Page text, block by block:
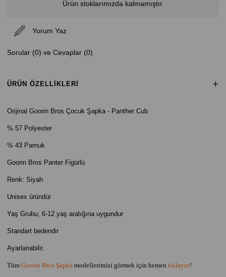
Ürün stoklarımızda kalmamıştır.
Yorum Yaz
Sorular (0) ve Cevaplar (0)
ÜRÜN ÖZELLIKLERI
Orijinal Goorin Bros Çocuk Şapka - Panther Cub
% 57 Polyester
% 43 Pamuk
Goorin Bros Panter Figürlü
Renk: Siyah
Unisex üründür
Yaş Grubu; 6-12 yaş aralığına uygundur
Standart bedendir
Ayarlanabilir.
Tüm Goorin Bros Şapka modellerimizi görmek için hemen tıklayın!